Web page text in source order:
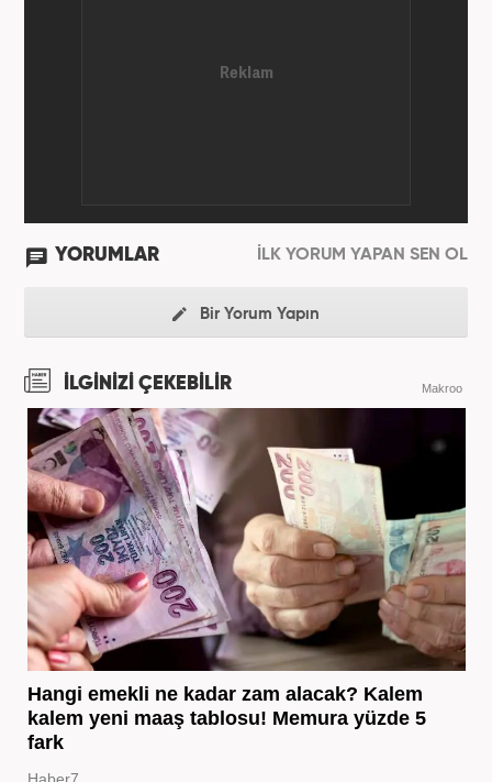
YORUMLAR İLK YORUM YAPAN SEN OL
Bir Yorum Yapın
İLGİNİZİ ÇEKEBİLİR Makroo
Hangi emekli ne kadar zam alacak? Kalem
kalem yeni maaş tablosu! Memura yüzde 5
fark